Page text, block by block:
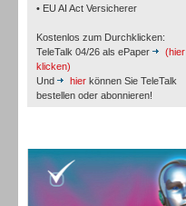
• EU AI Act Versicherer
Kostenlos zum Durchklicken:
TeleTalk 04/26 als ePaper
(hier
klicken)
Und
hier können Sie TeleTalk
bestellen oder abonnieren!